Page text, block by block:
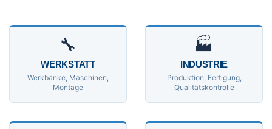
🔧
WERKSTATT
Werkbänke, Maschinen,
Montage
🏭
INDUSTRIE
Produktion, Fertigung,
Qualitätskontrolle